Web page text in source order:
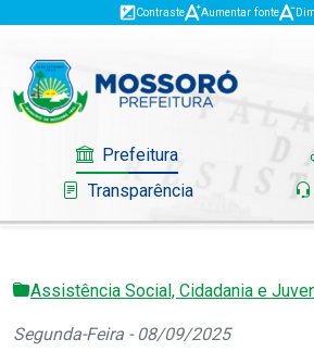
Contraste Aumentar fonte
Prefeitura
Transparência
Governo
Mossoró
Assistência Social, Cidadania e
Segunda-Feira - 08/09/2025